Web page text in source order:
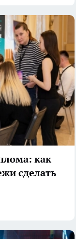
как
сделать